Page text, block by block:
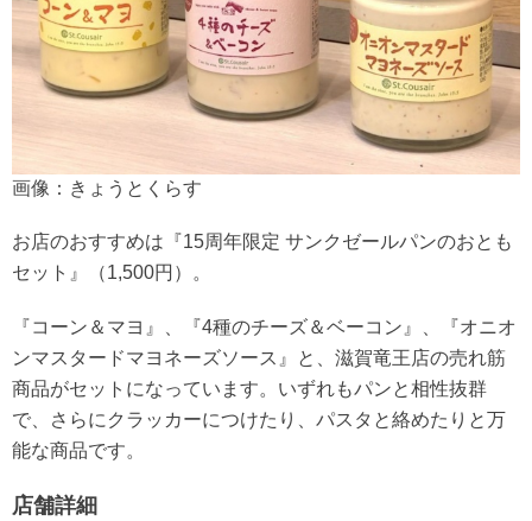
画像：きょうとくらす
お店のおすすめは『15周年限定 サンクゼールパンのおとも
セット』（1,500円）。
『コーン＆マヨ』、『4種のチーズ＆ベーコン』、『オニオ
ンマスタードマヨネーズソース』と、滋賀竜王店の売れ筋
商品がセットになっています。いずれもパンと相性抜群
で、さらにクラッカーにつけたり、パスタと絡めたりと万
能な商品です。
店舗詳細